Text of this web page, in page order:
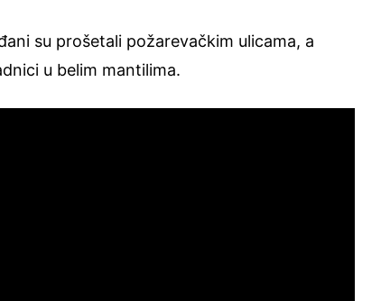
su prošetali požarevačkim ulicama, a
u belim mantilima.